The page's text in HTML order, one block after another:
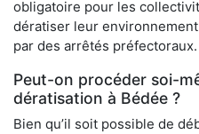
obligatoire pour les
dératiser leur
par des arrêtés préfectoraux.
Peut-on procéder soi-
dératisation à Bédée ?
Bien qu’il soit possible de